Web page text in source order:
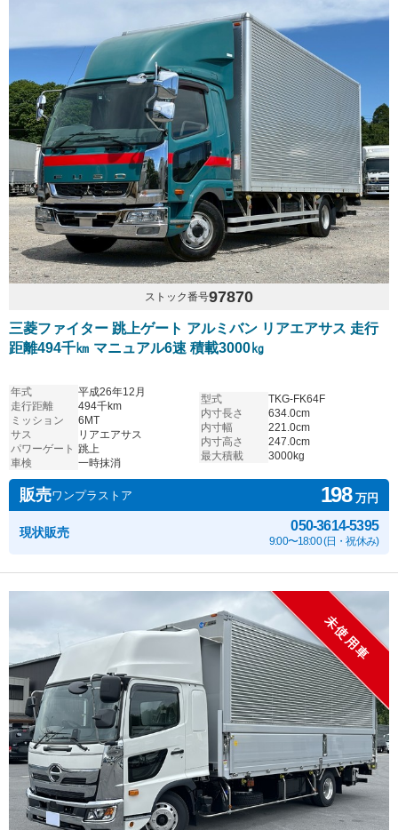
ストック番号97870
三菱ファイター 跳上ゲート アルミバン リアエアサス 走行
距離494千㎞ マニュアル6速 積載3000㎏
年式
平成26年12月
走行距離
494千km
ミッション
6MT
サス
リアエアサス
パワーゲート 跳上
車検
一時抹消
型式
TKG-FK64F
内寸長さ
634.0cm
内寸幅
221.0cm
内寸高さ
247.0cm
最大積載
3000kg
販売ワンプラストア 198万円
現状販売 050-3614-5395
9:00〜18:00 (日・祝休み)
未使用車